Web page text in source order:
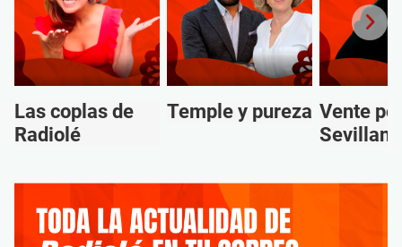
Las coplas de
Radiolé
Temple y pureza Vente